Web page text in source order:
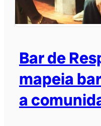
Bar de
mapeia
a